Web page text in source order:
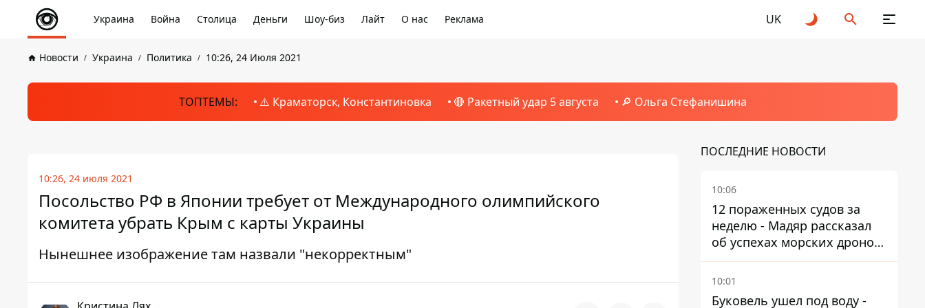
Украина Война Столица Деньги Шоу-биз Лайт О нас Реклама UK
Новости Украина Политика 10:26, 24 Июля 2021
ТОПТЕМЫ: ⚠️ Краматорск, Константиновка 🔴 Ракетный удар 5 августа 🔎 Ольга Стефанишина
10:26, 24 июля 2021
Посольство РФ в Японии требует от Международного олимпийского
комитета убрать Крым с карты Украины
Нынешнее изображение там назвали "некорректным"
ПОСЛЕДНИЕ НОВОСТИ
10:06
12 пораженных судов за
неделю - Мадяр рассказал
об успехах морских дронов
в Черном и Азовском морях
10:01
Буковель ушел под воду -